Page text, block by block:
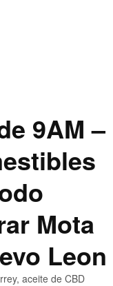
9AM –
Mota
Leon
aceite de CBD